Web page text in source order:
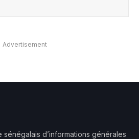
Advertisement
sénégalais d’informations générales